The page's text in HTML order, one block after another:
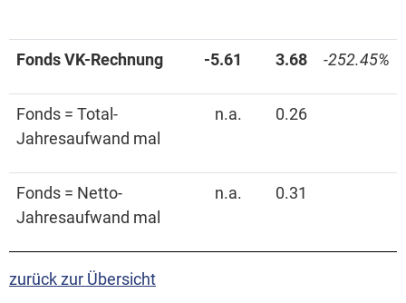
Fonds VK-Rechnung -5.61 3.68 -252.45%
Fonds = Total-
Jahresaufwand mal
n.a. 0.26
Fonds = Netto-
Jahresaufwand mal
n.a. 0.31
zurück zur Übersicht